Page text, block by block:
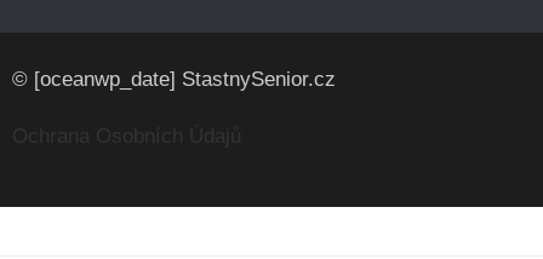
© [oceanwp_date] StastnySenior.cz